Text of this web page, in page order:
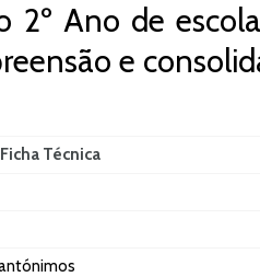
Ano de
e
Ficha Técnica